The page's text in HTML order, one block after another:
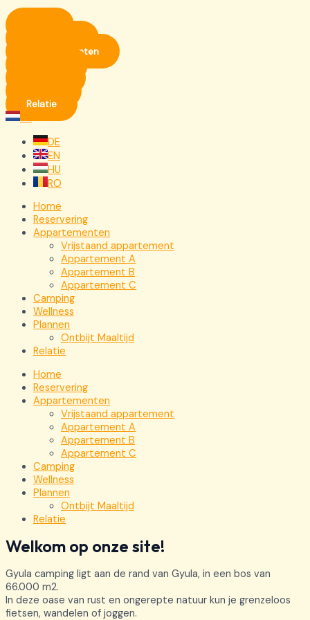
Appartementen
Relatie
NL
DE
EN
HU
RO
Home
Reservering
Appartementen
Vrijstaand appartement
Appartement A
Appartement B
Appartement C
Camping
Wellness
Plannen
Ontbijt Maaltijd
Relatie
Home
Reservering
Appartementen
Vrijstaand appartement
Appartement A
Appartement B
Appartement C
Camping
Wellness
Plannen
Ontbijt Maaltijd
Relatie
Welkom op onze site!
Gyula camping ligt aan de rand van Gyula, in een bos van
66.000 m2.
In deze oase van rust en ongerepte natuur kun je grenzeloos
fietsen, wandelen of joggen.